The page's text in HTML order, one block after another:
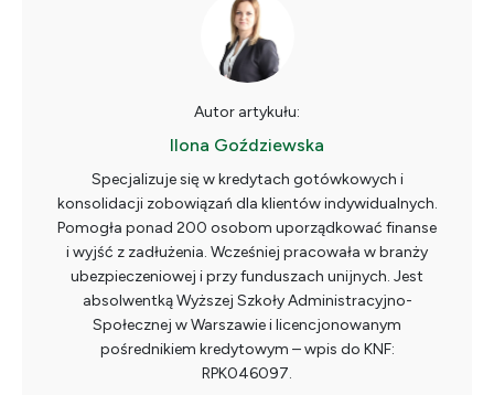
Autor artykułu:
Ilona Goździewska
Specjalizuje się w kredytach gotówkowych i
konsolidacji zobowiązań dla klientów indywidualnych.
Pomogła ponad 200 osobom uporządkować finanse
i wyjść z zadłużenia. Wcześniej pracowała w branży
ubezpieczeniowej i przy funduszach unijnych. Jest
absolwentką Wyższej Szkoły Administracyjno-
Społecznej w Warszawie i licencjonowanym
pośrednikiem kredytowym – wpis do KNF:
RPK046097.